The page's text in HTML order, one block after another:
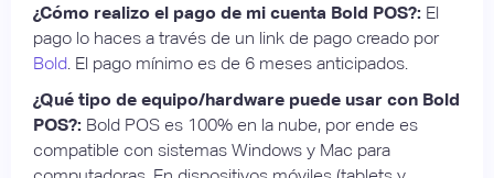
¿Cómo realizo el pago de mi cuenta Bold POS?: El
pago lo haces a través de un link de pago creado por
Bold . El pago mínimo es de 6 meses anticipados.
¿Qué tipo de equipo/hardware puede usar con Bold
POS?: Bold POS es 100% en la nube, por ende es
compatible con sistemas Windows y Mac para